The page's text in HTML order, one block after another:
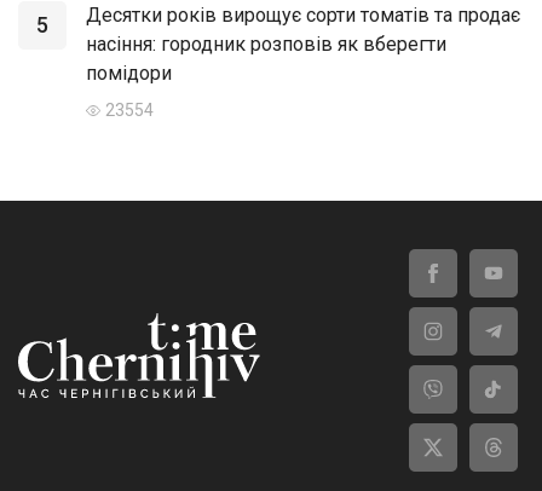
5
Десятки років вирощує сорти томатів та продає
насіння: городник розповів як вберегти
помідори
23554